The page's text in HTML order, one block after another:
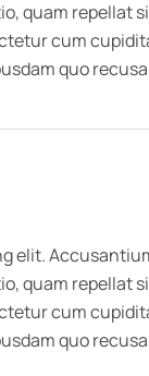
quam repellat
cum
quo
elit.
quam repellat
cum
quo